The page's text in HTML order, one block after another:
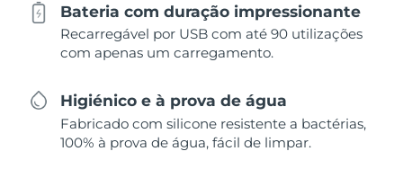
Bateria com duração impressionante
Recarregável por USB com até 90 utilizações
com apenas um carregamento.
Higiénico e à prova de água
Fabricado com silicone resistente a bactérias,
100% à prova de água, fácil de limpar.